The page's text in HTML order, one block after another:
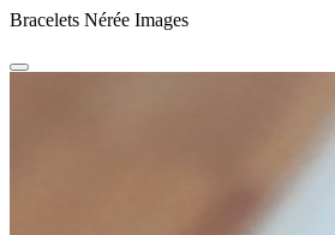
Bracelets Nérée Images